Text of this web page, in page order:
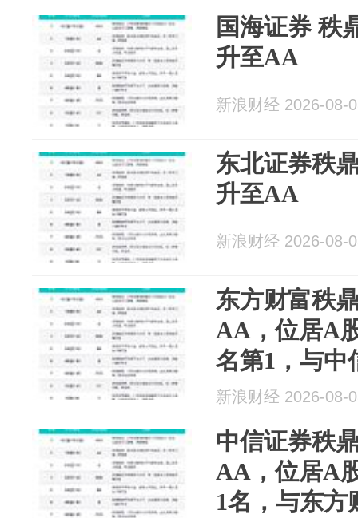
国海证券 秩
升至AA
新浪财经 2026-08-
东北证券秩
升至AA
新浪财经 2026-08-
东方财富秩
AA，位居A
名第1，与中
于同花顺等
新浪财经 2026-08-
中信证券秩
AA，位居A
1名，与东方